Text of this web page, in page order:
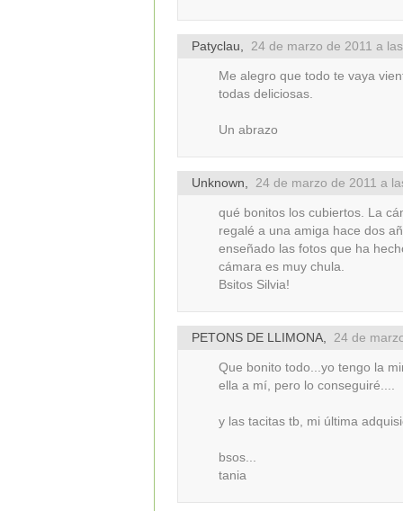
Patyclau, 24 de marzo de 2011 a
Me alegro que todo te vaya
todas deliciosas.
Un abrazo
Unknown, 24 de marzo de 2011 a
qué bonitos los cubiertos. La
regalé a una amiga hace dos
enseñado las fotos que ha
cámara es muy chula.
Bsitos Silvia!
PETONS DE LLIMONA, 24 de
Que bonito todo...yo tengo la
ella a mí, pero lo conseguiré....
y las tacitas tb, mi última
bsos...
tania